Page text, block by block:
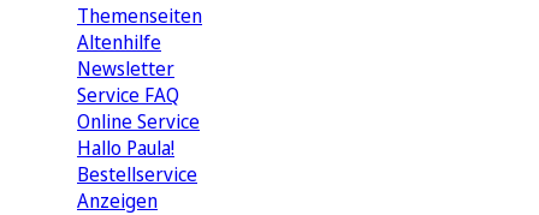
Themenseiten
Altenhilfe
Newsletter
Service FAQ
Online Service
Hallo Paula!
Bestellservice
Anzeigen